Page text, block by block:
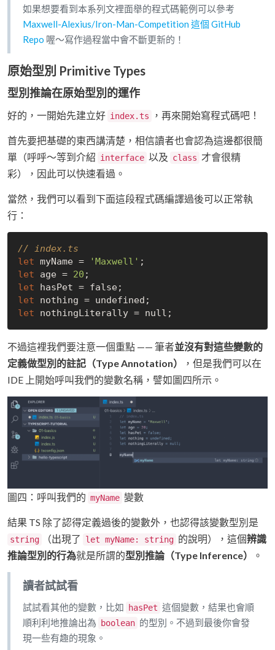
如果想要看到本系列文裡面舉的程式碼範例可以參考
Maxwell-Alexius/Iron-Man-Competition 這個 GitHub
Repo 喔～寫作過程當中會不斷更新的！
原始型別 Primitive Types
型別推論在原始型別的運作
好的，一開始先建立好 index.ts ，再來開始寫程式碼吧！
首先要把基礎的東西講清楚，相信讀者也會認為這邊都很簡
單（呼呼～等到介紹 interface 以及 class 才會很精
彩），因此可以快速看過。
當然，我們可以看到下面這段程式碼編譯過後可以正常執
行：
// index.ts
let myName = 'Maxwell'
let age = 20
let hasPet = false
let nothing = undefined
let nothingLiterally = null
不過這裡我們要注意一個重點 —— 筆者並沒有對這些變數的
定義做型別的註記（Type Annotation）
，但是我們可以在
IDE 上開始呼叫我們的變數名稱，譬如圖四所示。
圖四：呼叫我們的 myName 變數
結果 TS 除了認得定義過後的變數外，也認得該變數型別是
string （出現了 let myName: string 的說明），這個辨識
推論型別的行為就是所謂的型別推論（Type Inference） 。
讀者試試看
試試看其他的變數，比如 hasPet 這個變數，結果也會順
順利利地推論出為 boolean 的型別。不過到最後你會發
現一些有趣的現象。